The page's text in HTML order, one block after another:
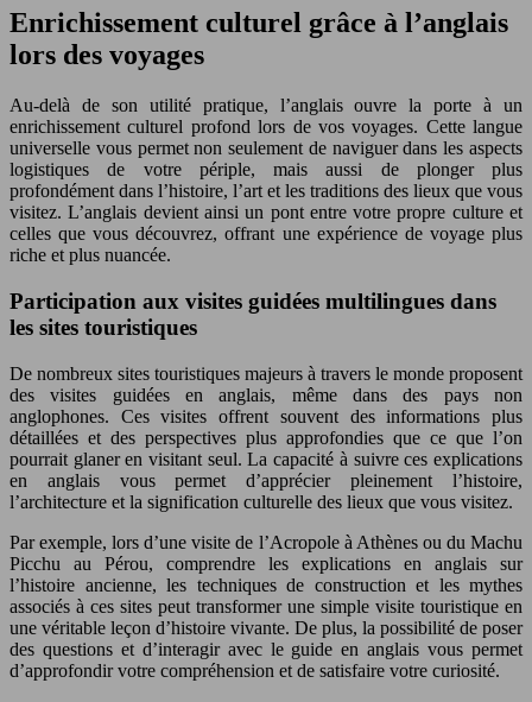
Enrichissement culturel grâce à l’anglais
lors des voyages
Au-delà de son utilité pratique, l’anglais ouvre la porte à un
enrichissement culturel profond lors de vos voyages. Cette langue
universelle vous permet non seulement de naviguer dans les aspects
logistiques de votre périple, mais aussi de plonger plus
profondément dans l’histoire, l’art et les traditions des lieux que vous
visitez. L’anglais devient ainsi un pont entre votre propre culture et
celles que vous découvrez, offrant une expérience de voyage plus
riche et plus nuancée.
Participation aux visites guidées multilingues dans
les sites touristiques
De nombreux sites touristiques majeurs à travers le monde proposent
des visites guidées en anglais, même dans des pays non
anglophones. Ces visites offrent souvent des informations plus
détaillées et des perspectives plus approfondies que ce que l’on
pourrait glaner en visitant seul. La capacité à suivre ces explications
en anglais vous permet d’apprécier pleinement l’histoire,
l’architecture et la signification culturelle des lieux que vous visitez.
Par exemple, lors d’une visite de l’Acropole à Athènes ou du Machu
Picchu au Pérou, comprendre les explications en anglais sur
l’histoire ancienne, les techniques de construction et les mythes
associés à ces sites peut transformer une simple visite touristique en
une véritable leçon d’histoire vivante. De plus, la possibilité de poser
des questions et d’interagir avec le guide en anglais vous permet
d’approfondir votre compréhension et de satisfaire votre curiosité.